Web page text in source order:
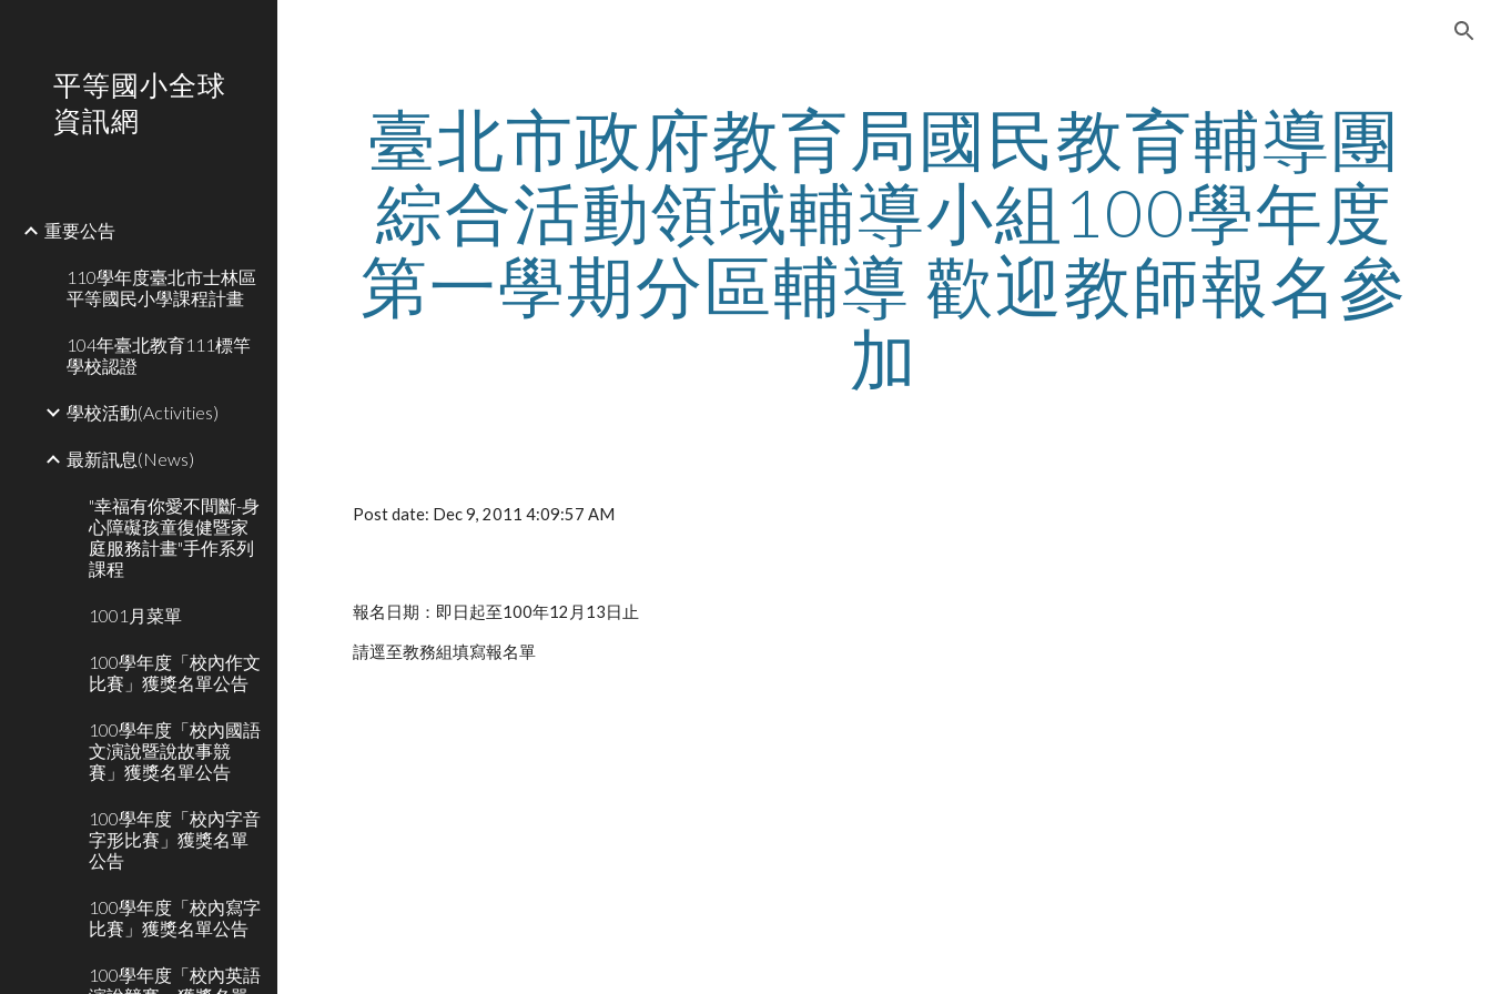
平等國小全球
資訊網
重要公告
110學年度臺北市士林區
平等國民小學課程計畫
104年臺北教育111標竿
學校認證
學校活動(Activities)
最新訊息(News)
"幸福有你愛不間斷-身
心障礙孩童復健暨家
庭服務計畫"手作系列
課程
1001月菜單
100學年度「校內作文
比賽」獲獎名單公告
100學年度「校內國語
文演說暨說故事競
賽」獲獎名單公告
100學年度「校內字音
字形比賽」獲獎名單
公告
100學年度「校內寫字
比賽」獲獎名單公告
100學年度「校內英語
臺北市政府教育局國民教育輔導團
綜合活動領域輔導小組100學年度
第一學期分區輔導 歡迎教師報名參
加
Post date: Dec 9, 2011 4:09:57 AM
報名日期：即日起至100年12月13日止
請逕至教務組填寫報名單